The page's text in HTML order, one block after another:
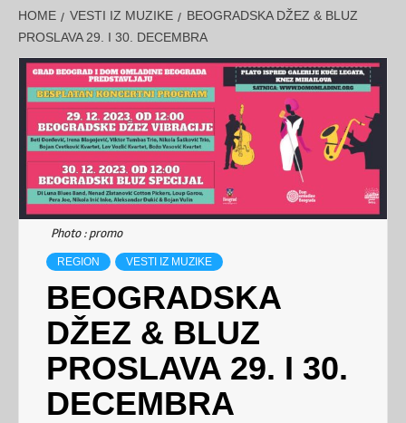
HOME VESTI IZ MUZIKE
BEOGRADSKA DŽEZ & BLUZ
PROSLAVA 29. I 30. DECEMBRA
Photo : promo
REGION VESTI IZ MUZIKE
BEOGRADSKA
DŽEZ & BLUZ
PROSLAVA 29. I 30.
DECEMBRA